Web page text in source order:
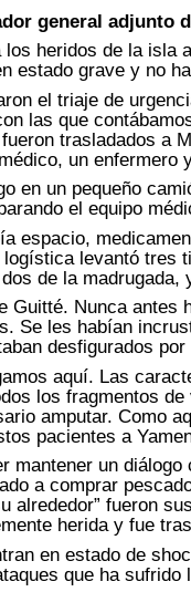
general adjunto
heridos de la isla
estado grave y no
el triaje de
las que
trasladados a
un enfermero
en un pequeño
el equipo
espacio,
levantó tres
de la
Guitté. Nunca
Se les habían
desfigurados
aquí. Las
los fragmentos
amputar. Como
pacientes a
mantener un
a comprar
alrededor” fueron
herida y fue
en estado de
que ha